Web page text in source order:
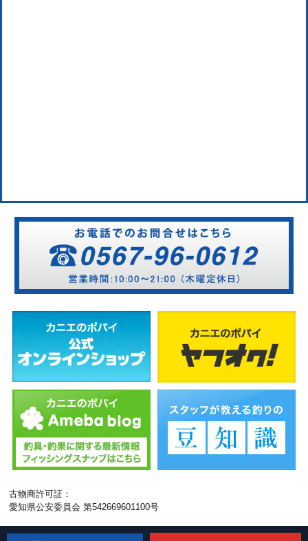
古物商許可証：
愛知県公安委員会 第542669601100号